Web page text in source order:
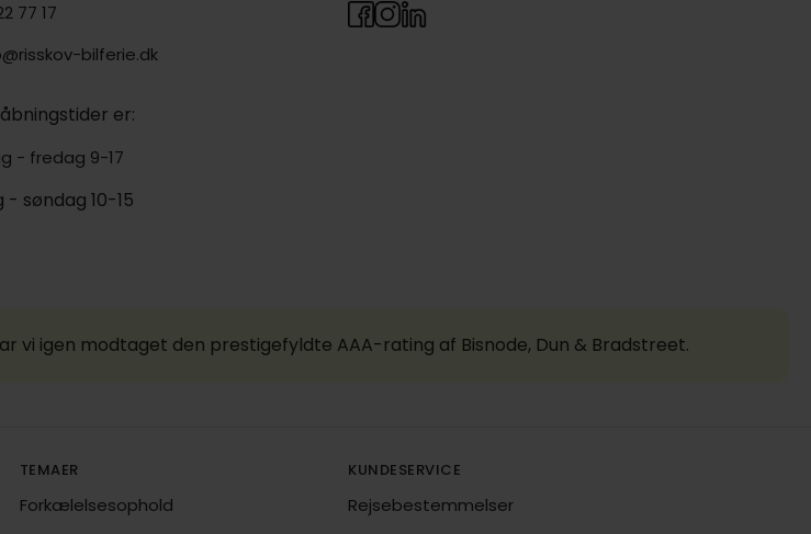
77 17
bilferie.dk
er:
- fredag 9-17
- søndag 10-15
vi igen modtaget den prestigefyldte AAA-rating af Bisnode, Dun & Bradstreet.
TEMAER
Forkælelsesophold
KUNDESERVICE
Rejsebestemmelser